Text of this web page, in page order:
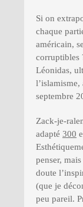
Si on
chaque
américain,
corruptibles
Léonidas,
l’islamisme,
septembre
Zack-je-
adapté 300
penser,
doute
(que je
peu pareil.